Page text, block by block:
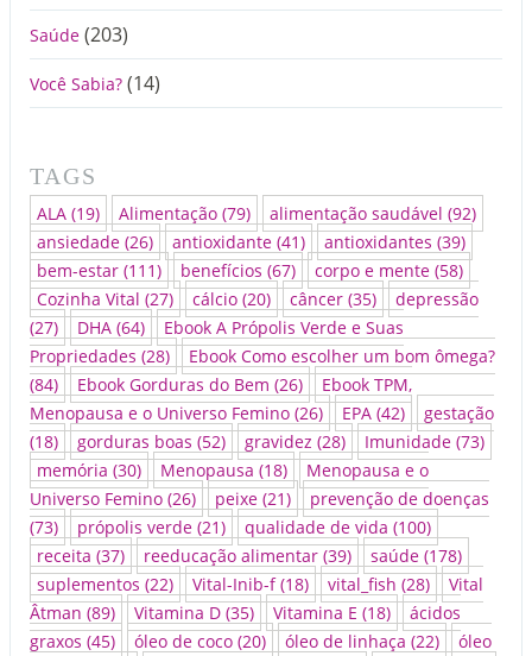
Saúde (203)
Você Sabia? (14)
TAGS
ALA (19) Alimentação (79) alimentação saudável (92)
ansiedade (26) antioxidante (41) antioxidantes (39)
bem-estar (111) benefícios (67) corpo e mente (58)
Cozinha Vital (27) cálcio (20) câncer (35)
depressão
(27)
DHA (64)
Ebook A Própolis Verde e Suas
Propriedades (28)
Ebook Como escolher um bom ômega?
(84)
Ebook Gorduras do Bem (26)
Ebook TPM,
Menopausa e o Universo Femino (26) EPA (42)
gestação
(18)
gorduras boas (52) gravidez (28) Imunidade (73)
memória (30) Menopausa (18)
Menopausa e o
Universo Femino (26) peixe (21)
prevenção de doenças
(73)
própolis verde (21) qualidade de vida (100)
receita (37) reeducação alimentar (39) saúde (178)
suplementos (22) Vital-Inib-f(18) vital_fish (28)
Vital
Âtman (89) Vitamina D (35) Vitamina E (18)
ácidos
graxos (45) óleo de coco (20) óleo de linhaça (22)
óleo